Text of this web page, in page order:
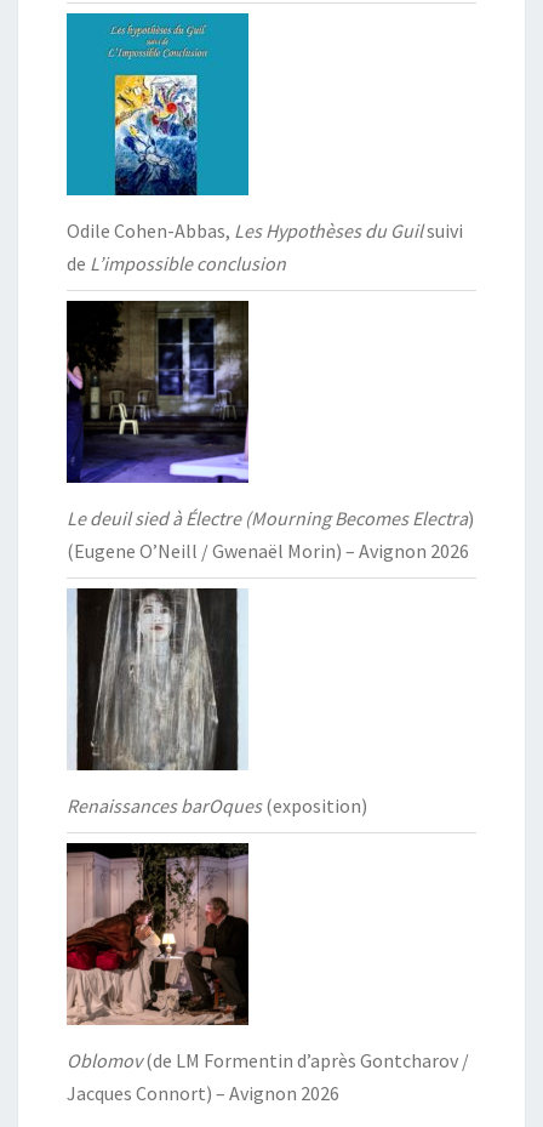
Odile Cohen-Abbas, Les Hypothèses du Guilsuivi
de L’impossible conclusion
Le deuil sied à Électre (Mourning Becomes Electra)
(Eugene O’Neill / Gwenaël Morin) – Avignon 2026
Renaissances barOques(exposition)
Oblomov(de LM Formentin d’après Gontcharov /
Jacques Connort) – Avignon 2026